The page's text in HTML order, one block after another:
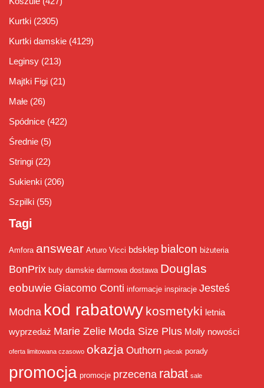
Kurtki (2305)
Kurtki damskie (4129)
Leginsy (213)
Majtki Figi (21)
Małe (26)
Spódnice (422)
Średnie (5)
Stringi (22)
Sukienki (206)
Szpilki (55)
Tagi
Amfora answear Arturo Vicci bdsklep bialcon biżuteria
BonPrix buty damskie darmowa dostawa Douglas
eobuwie Giacomo Conti informacje inspiracje Jesteś
Modna kod rabatowy kosmetyki letnia
wyprzedaż Marie Zelie Moda Size Plus Molly nowości
oferta limitowana czasowo okazja Outhorn plecak porady
promocja promocje przecena rabat sale